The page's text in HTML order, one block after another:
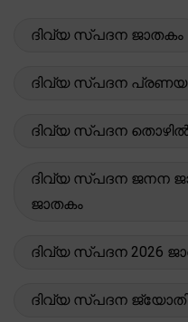
ദിവ്യ സ്പദന ജാതകം
ദിവ്യ സ്പദന
ദിവ്യ സ്പദന
ദിവ്യ സ്പദന ജനന
ജാതകം
ദിവ്യ സ്പദന 2026
ദിവ്യ സ്പദന ജ്യോതിഷ